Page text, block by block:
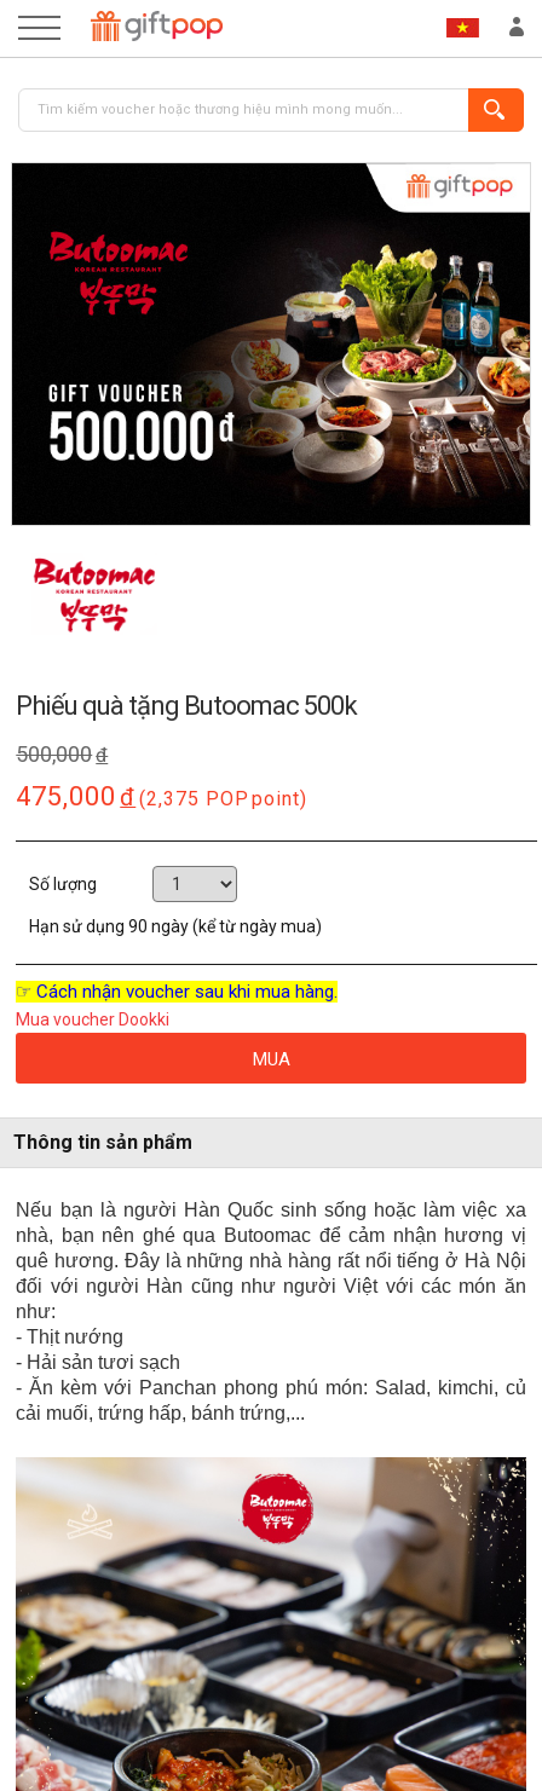
ĐĂNG KÝ
Phiếu quà tặng Butoomac 500k
500,000đ
475,000 đ (2,375 POP point)
Số lượng
Hạn sử dụng90 ngày (kể từ ngày mua)
☞ Cách nhận voucher sau khi mua hàng.
Mua voucher Dookki
MUA
Thông tin sản phẩm
Nếu bạn là người Hàn Quốc sinh sống hoặc làm việc xa
nhà, bạn nên ghé qua Butoomac để cảm nhận hương vị
quê hương. Đây là những nhà hàng rất nổi tiếng ở Hà Nội
đối với người Hàn cũng như người Việt với các món ăn
như:
- Thịt nướng
- Hải sản tươi sạch
- Ăn kèm với Panchan phong phú món: Salad, kimchi, củ
cải muối, trứng hấp, bánh trứng,...